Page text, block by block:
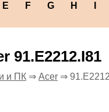
E F G H
91.E2212.I81
и ПК ⇒ Acer ⇒